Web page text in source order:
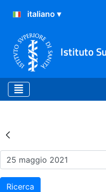
Istituto
Risultati
Ricerca